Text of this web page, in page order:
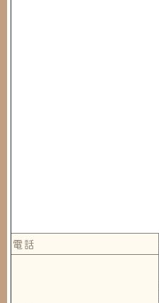
電話